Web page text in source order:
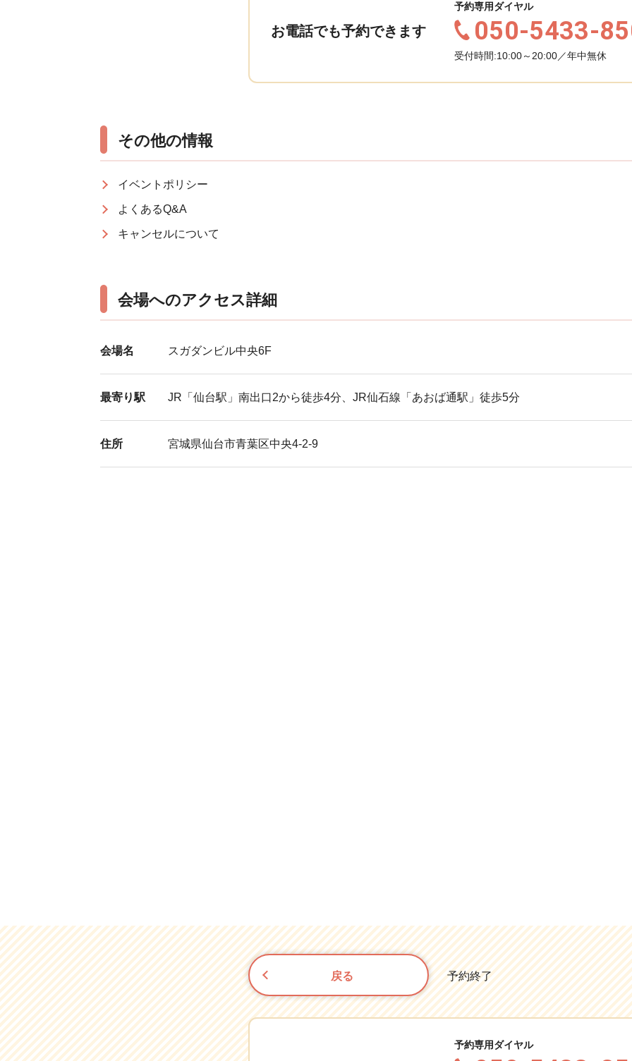
お電話でも予約できます
予約専用ダイヤル
050-5433-
受付時間:10:00～20:00／年中無休
その他の情報
イベントポリシー
よくあるQ&A
キャンセルについて
会場へのアクセス詳細
会場名 スガダンビル中央6F
最寄り駅 JR「仙台駅」南出口2から徒歩4分、JR仙石線「あおば通駅」徒歩5分
住所 宮城県仙台市青葉区中央4-2-9
戻る 予約終了
予約専用ダイヤル